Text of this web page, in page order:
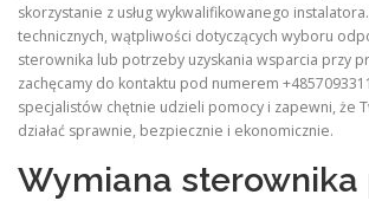
skorzystanie z usług wykwalifikowanego
technicznych, wątpliwości dotyczących wyboru
sterownika lub potrzeby uzyskania wsparcia przy
zachęcamy do kontaktu pod numerem
specjalistów chętnie udzieli pomocy i zapewni, że
działać sprawnie, bezpiecznie i ekonomicznie.
Wymiana sterownika